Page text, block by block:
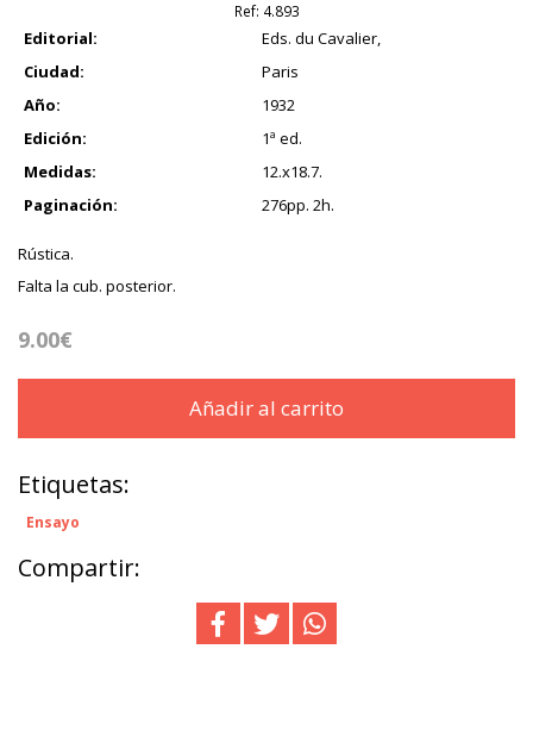
Ref: 4.893
Editorial:
Eds. du Cavalier,
Ciudad:
Paris
Año:
1932
Edición:
1ª ed.
Medidas:
12.x18.7.
Paginación:
276pp. 2h.
Rústica.
Falta la cub. posterior.
9.00€
Añadir al carrito
Etiquetas:
Ensayo
Compartir: